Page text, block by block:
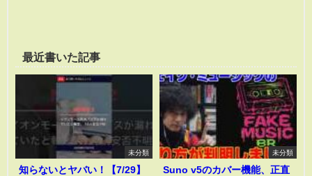
最近書いた記事
未分類
知らないとヤバい！【7/29】
未分類
Suno v5のカバー機能、正直